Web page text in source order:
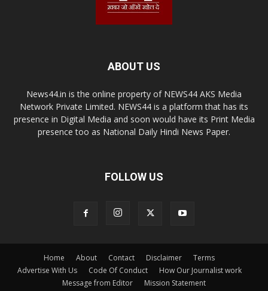
ABOUT US
News44.in is the online property of NEWS44 AKS Media
Network Private Limited. NEWS44 is a platform that has its
presence in Digital Media and soon would have its Print Media
presence too as National Daily Hindi News Paper.
FOLLOW US
Home About Contact Disclaimer
Terms
Advertise With Us
Code Of Conduct
How Our Journalist work
Message from Editor
Mission Statement